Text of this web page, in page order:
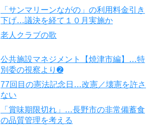
「サンマリーンながの」の利用料金引き
下げ…議決を経て１０月実施か
老人クラブの歌
公共施設マネジメント【焼津市編】…特
別委の視察より➋
77回目の憲法記念日…改憲／壊憲を許さ
ない
「賞味期限切れ」…長野市の非常備蓄食
の品質管理を考える